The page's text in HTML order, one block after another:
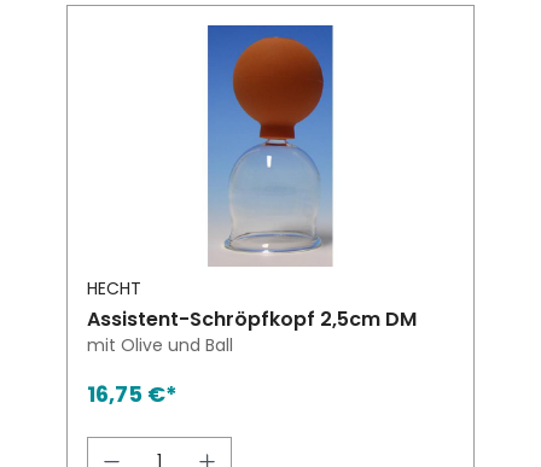
HECHT
Assistent-Schröpfkopf 2,5cm DM
mit Olive und Ball
16,75 €*
Produkt Anzahl: Gib den